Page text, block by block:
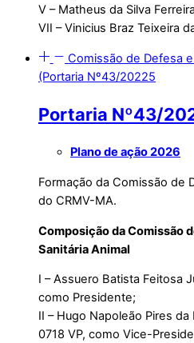
V – Matheus da Silva
VII – Vinicius Braz Teixeira
Comissão de Defesa
(Portaria Nº43/20225
Portaria Nº43/
Plano de ação 2026
Formação da Comissão de
do CRMV-MA.
Composição da Comissão
Sanitária Animal
I – Assuero Batista Feitosa
como Presidente;
II – Hugo Napoleão Pires
0718 VP, como Vice-